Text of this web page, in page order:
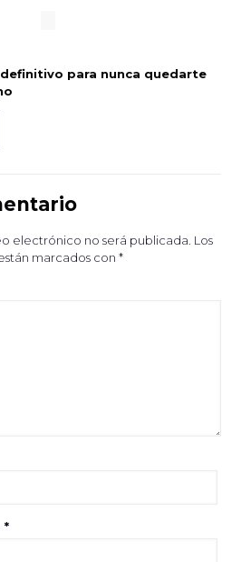
para nunca quedarte
electrónico no será publicada. Los
marcados con *
*